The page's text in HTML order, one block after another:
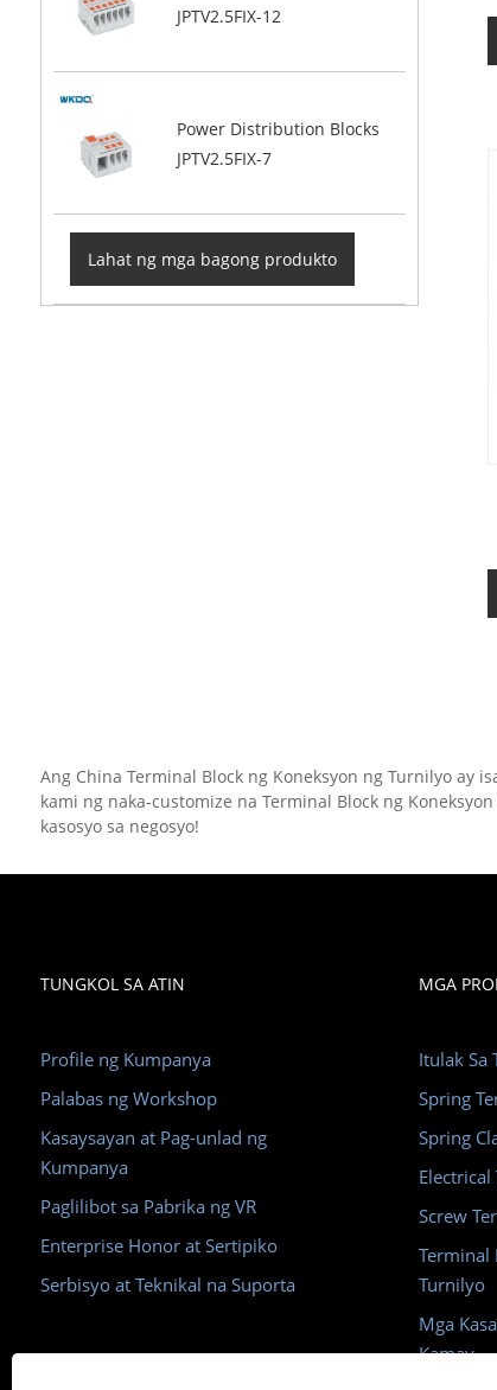
JPTV2.5FIX-12
Power Distribution Blocks
JPTV2.5FIX-7
Lahat ng mga bagong produkto
Ang China Terminal Block ng Koneksyon ng Turnilyo ay
kami ng naka-customize na Terminal Block ng
kasosyo sa negosyo!
TUNGKOL SA ATIN
Profile ng Kumpanya
Palabas ng Workshop
Kasaysayan at Pag-unlad ng
Kumpanya
Paglilibot sa Pabrika ng VR
Enterprise Honor at Sertipiko
Serbisyo at Teknikal na Suporta
MGA
Itulak Sa
Spring
Spring
Screw
Terminal
Turnilyo
Mga
Kamay